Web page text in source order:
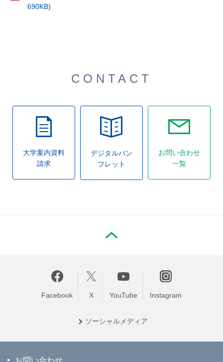
690KB)
CONTACT
大学案内資料
請求
デジタルパン
フレット
お問い合わせ
一覧
Facebook X YouTube Instagram
ソーシャル メディア
お問い合わせ